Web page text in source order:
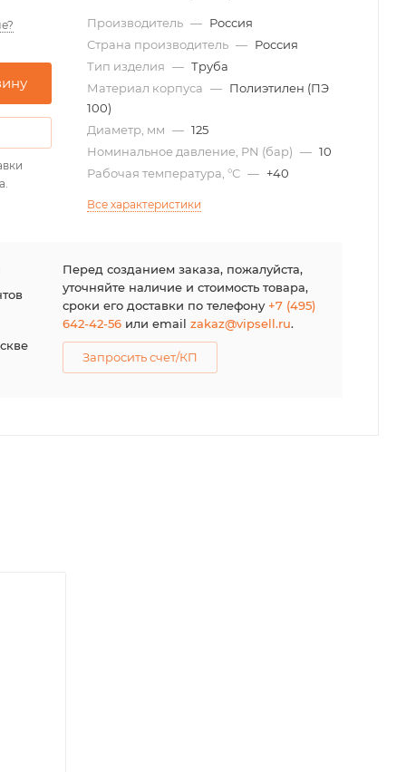
Производитель — Россия
Страна производитель — Россия
Тип изделия — Труба
Материал корпуса — Полиэтилен (ПЭ
100)
Диаметр, мм — 125
Номинальное давление, PN (бар) — 10
Рабочая температура, °С — +40
Все характеристики
Перед созданием заказа, пожалуйста,
уточняйте наличие и стоимость товара,
сроки его доставки по телефону+7 (495)
642-42-56или email zakaz@vipsell.ru.
Запросить счет/КП